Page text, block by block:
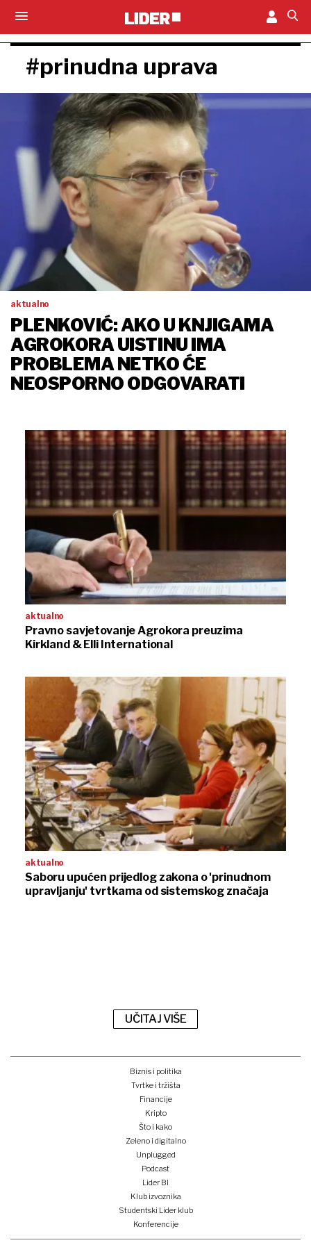
#prinudna uprava
aktualno
PLENKOVIĆ: AKO U KNJIGAMA
AGROKORA UISTINU IMA
PROBLEMA NETKO ĆE
NEOSPORNO ODGOVARATI
aktualno
Pravno savjetovanje Agrokora preuzima
Kirkland & Elli International
aktualno
Saboru upućen prijedlog zakona o 'prinudnom
upravljanju' tvrtkama od sistemskog značaja
UČITAJ VIŠE
Biznis i politika
Tvrtke i tržišta
Financije
Kripto
Što i kako
Zeleno i digitalno
Unplugged
Podcast
Lider BI
Klub izvoznika
Studentski Lider klub
Konferencije